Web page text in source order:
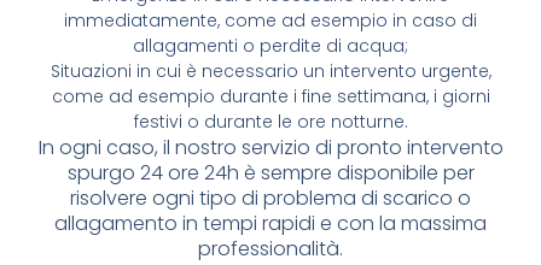
immediatamente, come ad esempio in caso di
allagamenti o perdite di acqua;
Situazioni in cui è necessario un intervento urgente,
come ad esempio durante i fine settimana, i giorni
festivi o durante le ore notturne.
In ogni caso, il nostro servizio di pronto intervento
spurgo 24 ore 24h è sempre disponibile per
risolvere ogni tipo di problema di scarico o
allagamento in tempi rapidi e con la massima
professionalità.